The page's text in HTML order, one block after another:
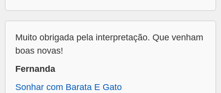
Muito obrigada pela interpretação. Que venham
boas novas!
Fernanda
Sonhar com Barata E Gato